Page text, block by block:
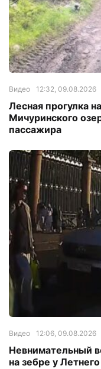
Видео 12:32, 09.08.2026
Лесная прогулка
Мичуринского
пассажира
Видео 12:06, 09.08.2026
Невнимательный
на зебре у